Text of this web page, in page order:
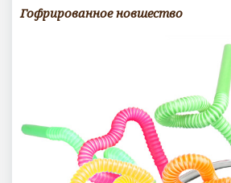
Гофрированное новшество